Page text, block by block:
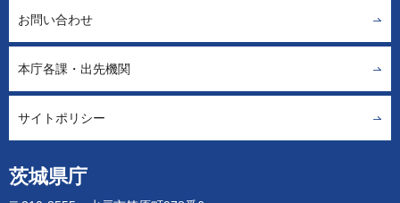
茨城県庁
お問い合わせ
本庁各課・出先機関
サイトポリシー